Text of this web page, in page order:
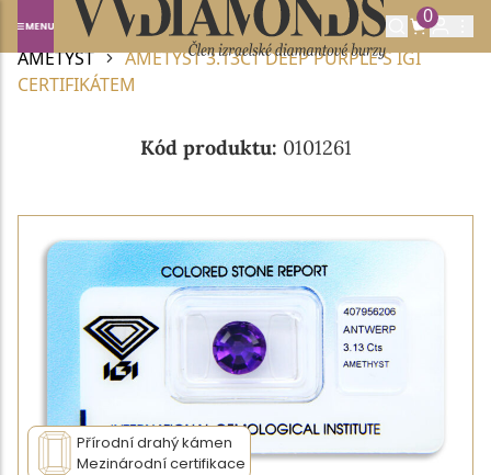
0
Domů
DRAHOKAMY A POLODRAHOKAMY
AMETYST
AMETYST 3.13CT DEEP PURPLE S IGI
CERTIFIKÁTEM
Kód produktu: 0101261
Přírodní drahý kámen
Mezinárodní certifikace